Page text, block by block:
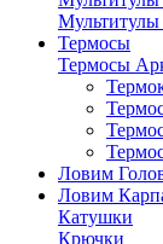
Мультитулы
Термосы
Термосы
Ловим
Ловим
Катушки
Крючки